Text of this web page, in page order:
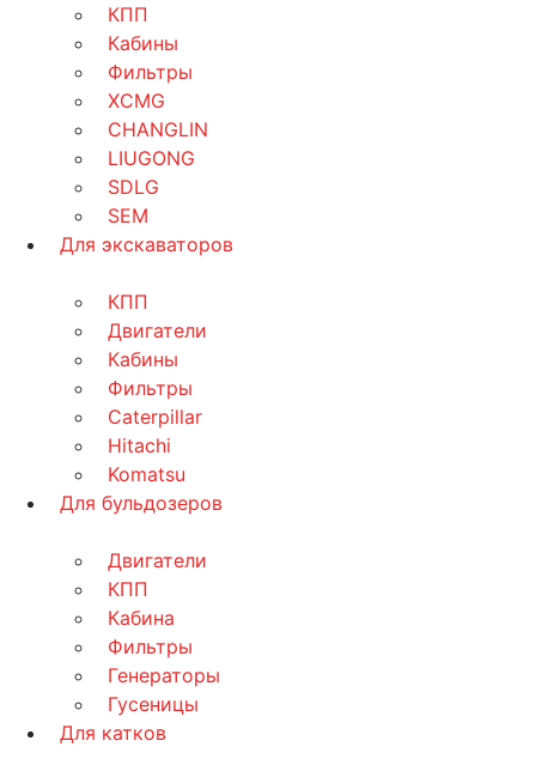
КПП
Кабины
Фильтры
XCMG
CHANGLIN
LIUGONG
SDLG
SEM
Для экскаваторов
КПП
Двигатели
Кабины
Фильтры
Caterpillar
Hitachi
Komatsu
Для бульдозеров
Двигатели
КПП
Кабина
Фильтры
Генераторы
Гусеницы
Для катков